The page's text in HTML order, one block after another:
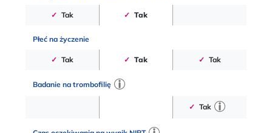
✓ Tak ✓ Tak
Płeć na życzenie
✓ Tak ✓ Tak ✓ Tak
Badanie na trombofilię
✓ Tak